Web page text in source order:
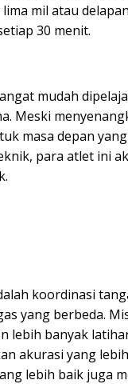
mil atau
30 menit.
mudah
Meski
masa depan
para atlet ini
koordinasi
yang berbeda.
lebih banyak
akurasi yang
lebih baik juga